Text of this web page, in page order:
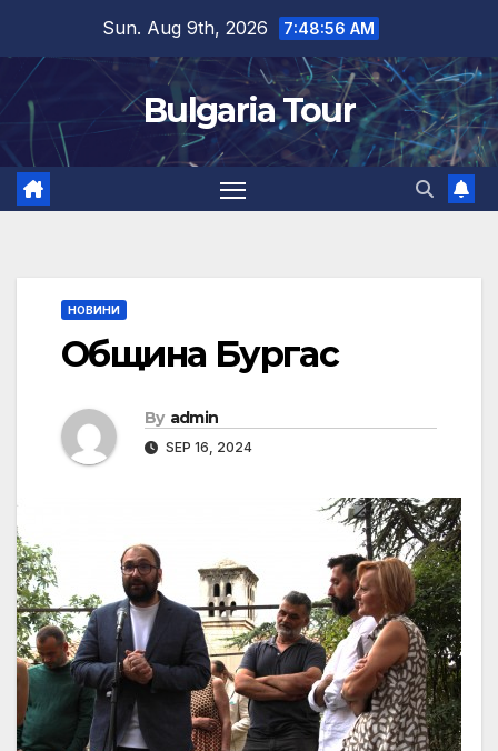
content
Sun. Aug 9th, 2026 7:48:57 AM
Bulgaria Tour
НОВИНИ
Община Бургас
By admin
SEP 16, 2024